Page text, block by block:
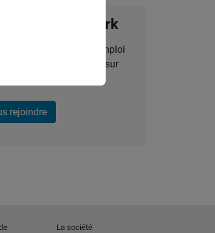
Talent Network
des opportunités d'emploi
articles et des actualités sur
rejoindre
La société